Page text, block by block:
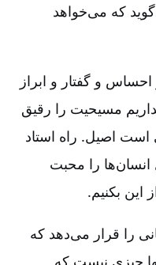
که می‌خواهد
و گفتار و ابراز
مسیحیت را رقیق
اصیل‌. راه استاد
را محبت
این بکنیم‌.
را قرار می‌دهد که
چیزی نیست که